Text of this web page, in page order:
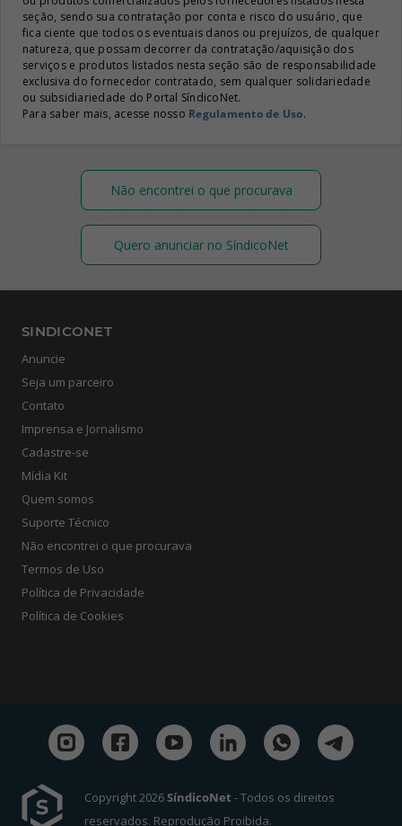
seção, sendo sua contratação por conta e risco do usuário, que
fica ciente que todos os eventuais danos ou prejuízos, de qualquer
natureza, que possam decorrer da contratação/aquisição dos
serviços e produtos listados nesta seção são de responsabilidade
exclusiva do fornecedor contratado, sem qualquer solidariedade
ou subsidiariedade do Portal SíndicoNet.
Para saber mais, acesse nosso Regulamento de Uso.
Não encontrei o que procurava
Quero anunciar no SíndicoNet
SINDICONET
Anuncie
Seja um parceiro
Contato
Imprensa e Jornalismo
Cadastre-se
Mídia Kit
Quem somos
Suporte Técnico
Não encontrei o que procurava
Termos de Uso
Política de Privacidade
Política de Cookies
Copyright 2026SíndicoNet - Todos os direitos
reservados. Reprodução Proibida.